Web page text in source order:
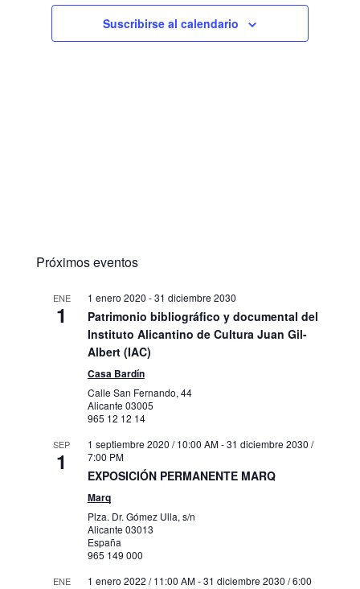
Suscribirse al calendario
Próximos eventos
ENE
1
1 enero 2020 -31 diciembre 2030
Patrimonio bibliográfico y documental del
Instituto Alicantino de Cultura Juan Gil-
Albert (IAC)
Casa Bardín
Calle San Fernando, 44
Alicante 03005
965 12 12 14
SEP
1
1 septiembre 2020 / 10:00 AM-31 diciembre 2030 /
7:00 PM
EXPOSICIÓN PERMANENTE MARQ
Marq
Plza. Dr. Gómez Ulla, s/n
Alicante 03013
España
965 149 000
ENE 1 enero 2022 / 11:00 AM-31 diciembre 2030 / 6:00